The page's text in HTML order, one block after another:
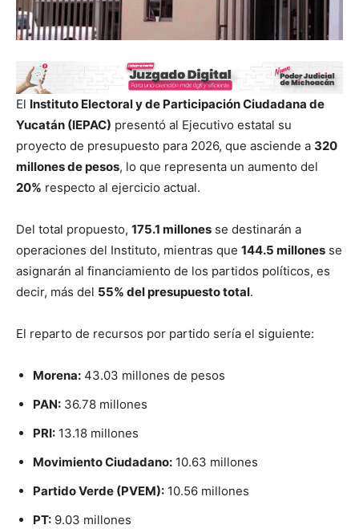
El Instituto Electoral y de Participación Ciudadana de
Yucatán (IEPAC) presentó al Ejecutivo estatal su
proyecto de presupuesto para 2026, que asciende a 320
millones de pesos, lo que representa un aumento del
20% respecto al ejercicio actual.
Del total propuesto, 175.1 millones se destinarán a
operaciones del Instituto, mientras que 144.5 millones se
asignarán al financiamiento de los partidos políticos, es
decir, más del 55% del presupuesto total.
El reparto de recursos por partido sería el siguiente:
Morena: 43.03 millones de pesos
PAN: 36.78 millones
PRI: 13.18 millones
Movimiento Ciudadano: 10.63 millones
Partido Verde (PVEM): 10.56 millones
PT: 9.03 millones